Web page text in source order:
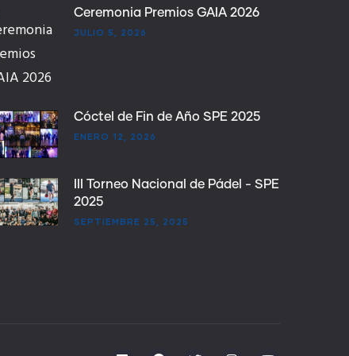
Ceremonia Premios GAIA 2026
JULIO 5, 2026
Cóctel de Fin de Año SPE 2025
ENERO 12, 2026
III Torneo Nacional de Pádel - SPE
2025
SEPTIEMBRE 25, 2025